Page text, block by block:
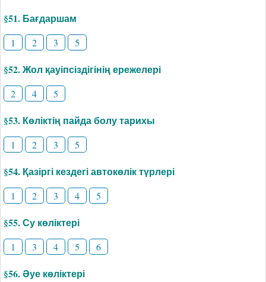
§51. Бағдаршам
1 2 3 5
§52. Жол қауіпсіздігінің ережелері
2 4 5
§53. Көліктің пайда болу тарихы
1 2 3 5
§54. Қазіргі кездегі автокөлік түрлері
1 2 3 4 5
§55. Су көліктері
1 3 4 5 6
§56. Әуе көліктері